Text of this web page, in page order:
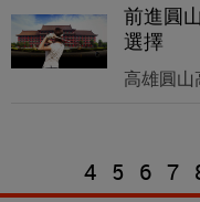
前進圓
選擇
高雄圓
4 5 6 7